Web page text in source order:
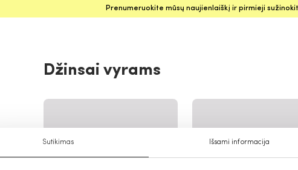
Sutikimas Išsami informacija
Prenumeruokite mūsų naujienlaiškį ir pirmieji
Džinsai vyrams